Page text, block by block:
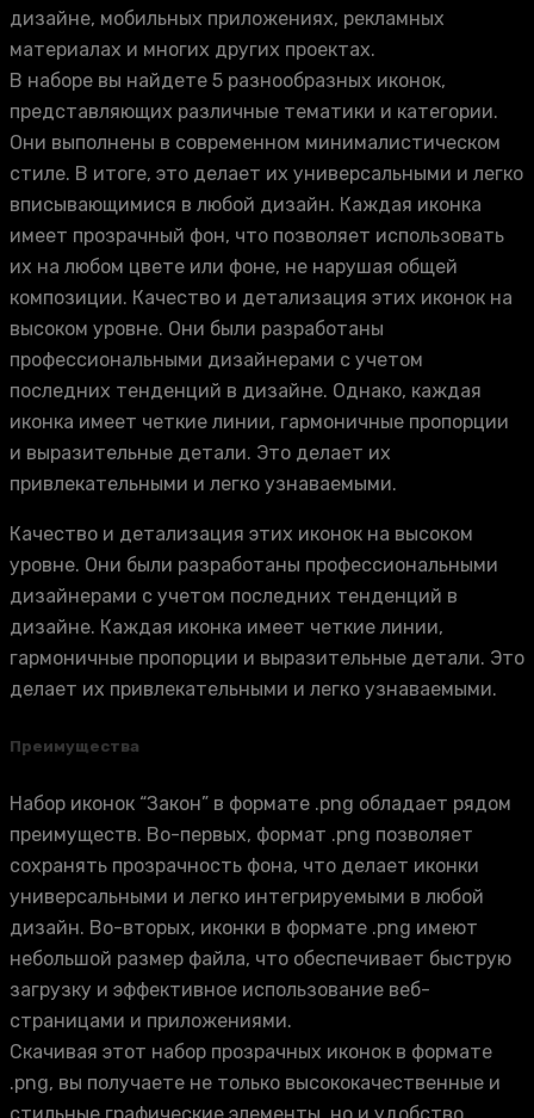
дизайне, мобильных приложениях, рекламных
материалах и многих других проектах.
В наборе вы найдете 5 разнообразных иконок,
представляющих различные тематики и категории.
Они выполнены в современном минималистическом
стиле. В итоге, это делает их универсальными и легко
вписывающимися в любой дизайн. Каждая иконка
имеет прозрачный фон, что позволяет использовать
их на любом цвете или фоне, не нарушая общей
композиции. Качество и детализация этих иконок на
высоком уровне. Они были разработаны
профессиональными дизайнерами с учетом
последних тенденций в дизайне. Однако, каждая
иконка имеет четкие линии, гармоничные пропорции
и выразительные детали. Это делает их
привлекательными и легко узнаваемыми.
Качество и детализация этих иконок на высоком
уровне. Они были разработаны профессиональными
дизайнерами с учетом последних тенденций в
дизайне. Каждая иконка имеет четкие линии,
гармоничные пропорции и выразительные детали. Это
делает их привлекательными и легко узнаваемыми.
Преимущества
Набор иконок “Закон” в формате .png обладает рядом
преимуществ. Во-первых, формат .png позволяет
сохранять прозрачность фона, что делает иконки
универсальными и легко интегрируемыми в любой
дизайн. Во-вторых, иконки в формате .png имеют
небольшой размер файла, что обеспечивает быструю
загрузку и эффективное использование веб-
страницами и приложениями.
Скачивая этот набор прозрачных иконок в формате
.png, вы получаете не только высококачественные и